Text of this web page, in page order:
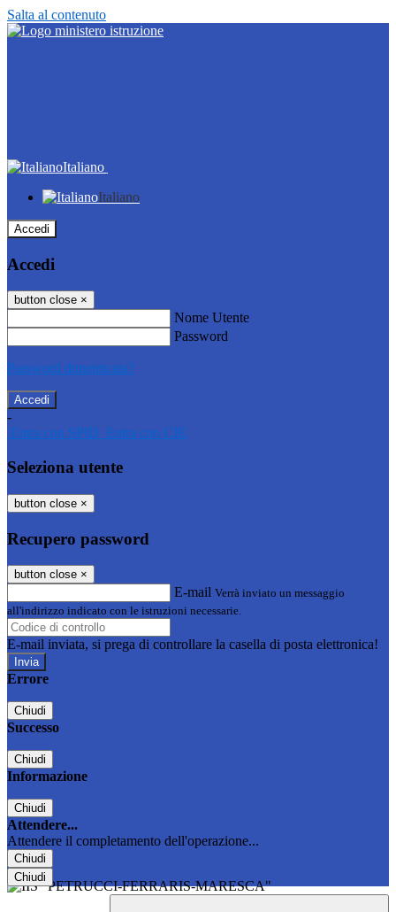
Salta al contenuto
Italiano
Italiano
Accedi
Accedi
button close ×
Nome Utente
Password
Password dimenticata?
-
Entra con SPID Entra con CIE
Seleziona utente
button close ×
Recupero password
button close ×
E-mail Verrà inviato un messaggio
all'indirizzo indicato con le istruzioni necessarie.
E-mail inviata, si prega di controllare la casella di posta elettronica!
Errore
Chiudi
Successo
Chiudi
Informazione
Chiudi
Attendere...
Attendere il completamento dell'operazione...
Chiudi
Chiudi